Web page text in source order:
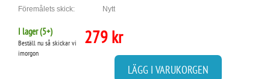
Föremålets skick:
Nytt
I lager (5+)
Beställ nu så skickar vi
imorgon
279 kr
LÄGG I VARUKORGEN